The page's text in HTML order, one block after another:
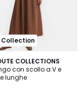
Collection
COLLECTIONS
con scollo a V e
lunghe